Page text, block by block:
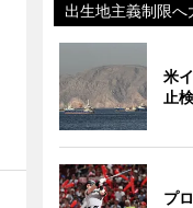
出生地主義制限へ
米
止
プ